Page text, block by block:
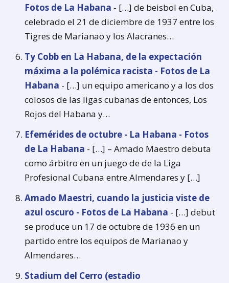
Fotos de La Habana - […] de beisbol en Cuba,
celebrado el 21 de diciembre de 1937 entre los
Tigres de Marianao y los Alacranes…
Ty Cobb en La Habana, de la expectación
máxima a la polémica racista - Fotos de La
Habana - […] un equipo americano y a los dos
colosos de las ligas cubanas de entonces, Los
Rojos del Habana y…
Efemérides de octubre - La Habana - Fotos
de La Habana - […] – Amado Maestro debuta
como árbitro en un juego de de la Liga
Profesional Cubana entre Almendares y […]
Amado Maestri, cuando la justicia viste de
azul oscuro - Fotos de La Habana - […] debut
se produce un 17 de octubre de 1936 en un
partido entre los equipos de Marianao y
Almendares…
Stadium del Cerro (estadio